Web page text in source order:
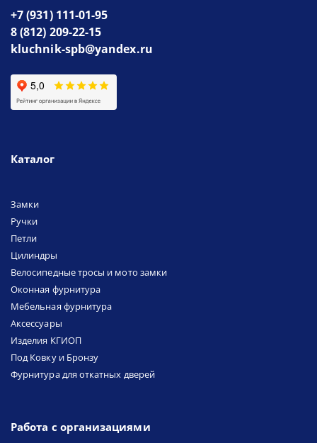
+7 (931) 111-01-95
8 (812) 209-22-15
kluchnik-spb@yandex.ru
Каталог
Замки
Ручки
Петли
Цилиндры
Велосипедные тросы и мото замки
Оконная фурнитура
Мебельная фурнитура
Аксессуары
Изделия КГИОП
Под Ковку и Бронзу
Фурнитура для откатных дверей
Работа с организациями